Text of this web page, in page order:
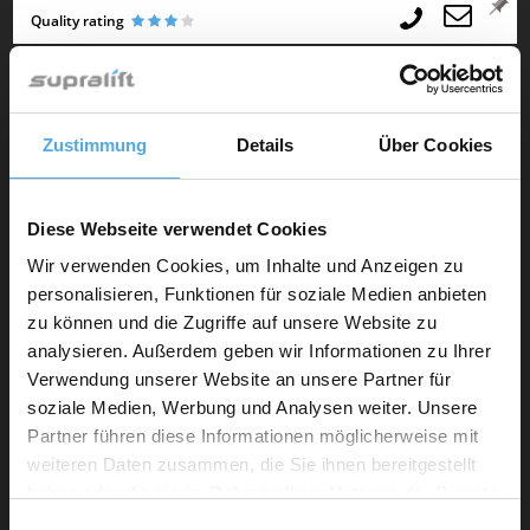
Zustimmung Details Über Cookies
Diese Webseite verwendet Cookies
Wir verwenden Cookies, um Inhalte und Anzeigen zu
personalisieren, Funktionen für soziale Medien anbieten
zu können und die Zugriffe auf unsere Website zu
analysieren. Außerdem geben wir Informationen zu Ihrer
Verwendung unserer Website an unsere Partner für
soziale Medien, Werbung und Analysen weiter. Unsere
Partner führen diese Informationen möglicherweise mit
weiteren Daten zusammen, die Sie ihnen bereitgestellt
Quality rating
Augšējo augstplauktu
komplektētājs (< 6 m) / Elektrība
5130 mm Lift height| Celšanas masta veids:
divkāršs|1000 kg Celtspēja |Izgatavošanas gads
2019|4687 working hours
D - 64331 Weiterstadt
Quality rating
Linde N 20 C
Apakšējo augstplauktu